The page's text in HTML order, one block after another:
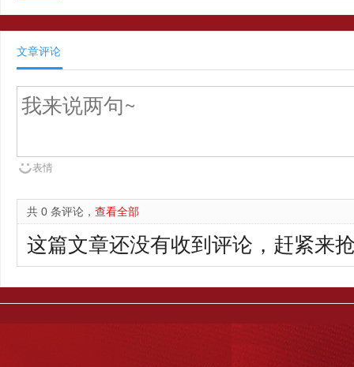
文章评论
表情
共 0 条评论， 查看全部
这篇文章还没有收到评论，赶紧来